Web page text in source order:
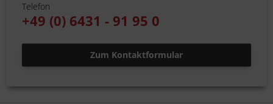
Telefon
+49 (0) 6431 - 91 95 0
Zum Kontaktformular